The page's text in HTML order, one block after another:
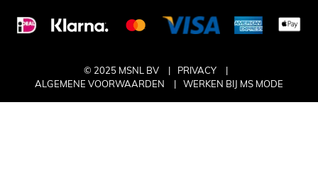
© 2025 MSNL BV
PRIVACY
ALGEMENE VOORWAARDEN
WERKEN BIJ MS MODE